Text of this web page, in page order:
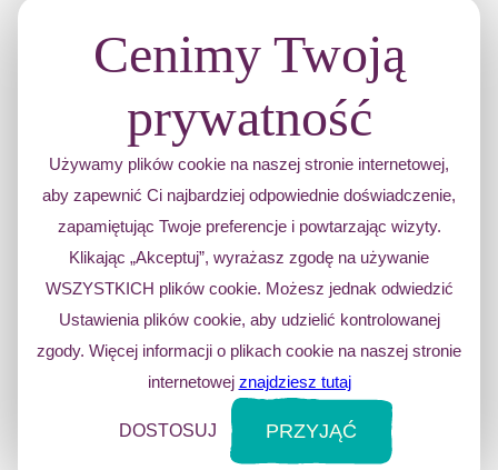
Cenimy Twoją
prywatność
Używamy plików cookie na naszej stronie internetowej,
aby zapewnić Ci najbardziej odpowiednie doświadczenie,
zapamiętując Twoje preferencje i powtarzając wizyty.
Klikając „Akceptuj”, wyrażasz zgodę na używanie
WSZYSTKICH plików cookie. Możesz jednak odwiedzić
Ustawienia plików cookie, aby udzielić kontrolowanej
zgody. Więcej informacji o plikach cookie na naszej stronie
internetowej znajdziesz tutaj
DOSTOSUJ PRZYJĄĆ